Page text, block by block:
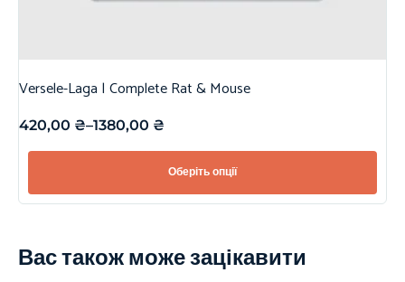
Versele-Laga | Complete Rat & Mouse
420,00 ₴–1380,00 ₴
Оберіть опції
Вас також може зацікавити